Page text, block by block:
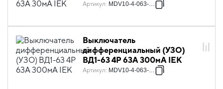
Артикул: MDV10-4-063-030
Выключатель
дифференциальный (УЗО)
ВД1-63 4Р 63А 300мА IEK
Артикул: MDV10-4-063-300